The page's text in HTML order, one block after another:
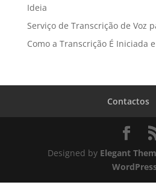
Ideia
Serviço de Transcrição de Voz
Como a Transcrição É Iniciada
Contactos
Designed by Elegant